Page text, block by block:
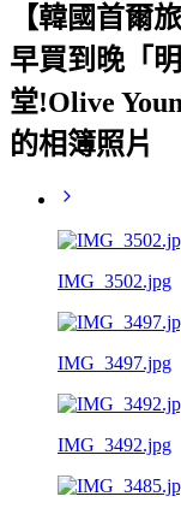
【韓國首爾
早買到晚「
堂!Olive
的相簿照片
IMG_3502.jpg
IMG_3497.jpg
IMG_3492.jpg